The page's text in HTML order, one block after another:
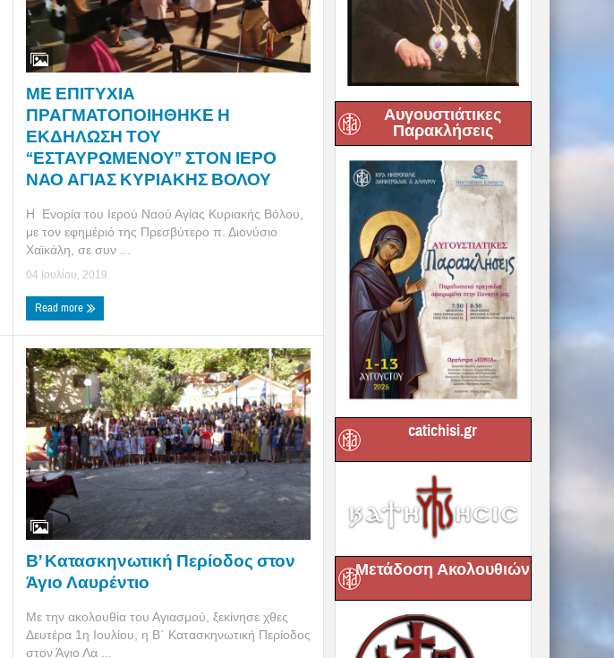
ΜΕ ΕΠΙΤΥΧΙΑ
ΠΡΑΓΜΑΤΟΠΟΙΗΘΗΚΕ Η
ΕΚΔΗΛΩΣΗ ΤΟΥ
“ΕΣΤΑΥΡΩΜΕΝΟΥ” ΣΤΟΝ ΙΕΡΟ
ΝΑΟ ΑΓΙΑΣ ΚΥΡΙΑΚΗΣ ΒΟΛΟΥ
Η Ενορία του Ιερού Ναού Αγίας Κυριακής Βόλου,
με τον εφημέριό της Πρεσβύτερο π. Διονύσιο
Χαϊκάλη, σε συν ...
04 Ιουλίου, 2019
Read more
Β’ Κατασκηνωτική Περίοδος στον
Άγιο Λαυρέντιο
Με την ακολουθία του Αγιασμού, ξεκίνησε χθες
Δευτέρα 1η Ιουλίου, η Β΄ Κατασκηνωτική Περίοδος
στον Άγιο Λα ...
Αυγουστιάτικες
Παρακλήσεις
catichisi.gr
Μετάδοση Ακολουθιών